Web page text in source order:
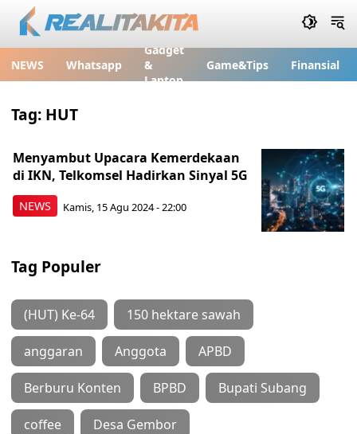
NEWS Whatsapp
Gadget
&
Laptop
Game&Tips Finansial
Tag: HUT
NEWS
Menyambut Upacara Kemerdekaan
di IKN, Telkomsel Hadirkan Sinyal 5G
Kamis, 15 Agu 2024 - 22:00
Tag Populer
(HUT) Ke-64 150 hektare sawah
anggaran Anggota APBD
Berburu Konten BPBD Bupati Subang
coffee Desa Gembor